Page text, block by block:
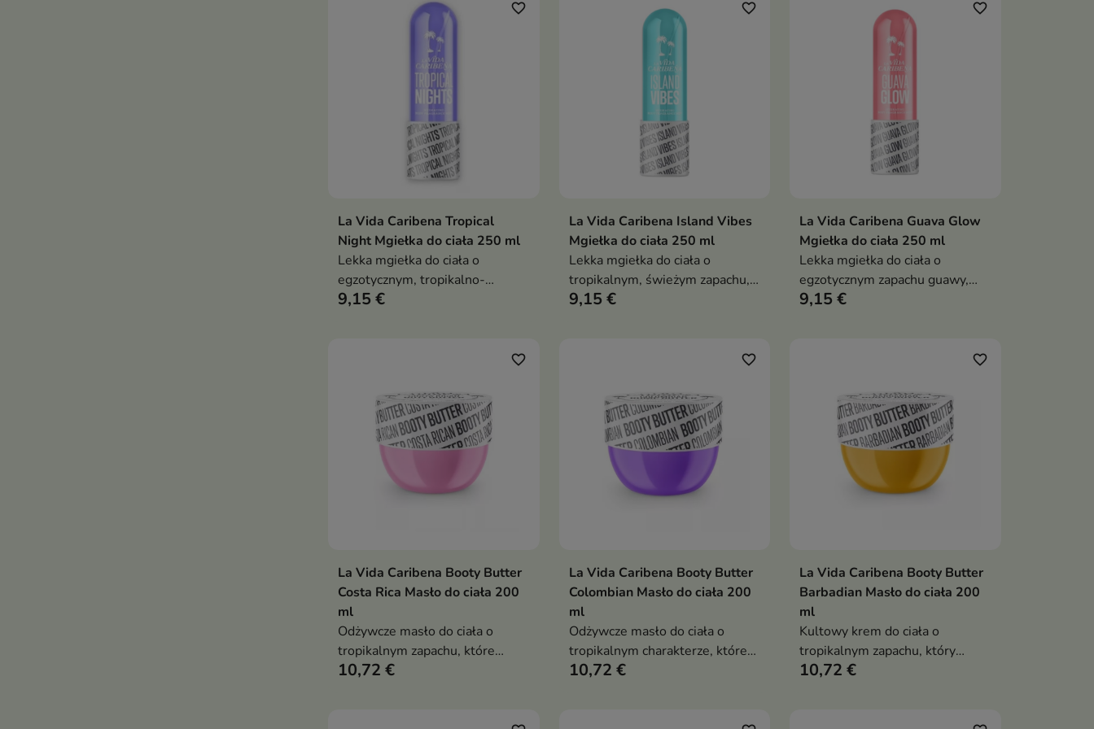
 Dodaj do koszyka
favorite_border
La Vida Caribena Tropical
Night Mgiełka do ciała 250 ml
Lekka mgiełka do ciała o
egzotycznym, tropikalno-
kwiatowym zapachu, która
9,15 €
 Dodaj do koszyka
favorite_border
La Vida Caribena Island Vibes
Mgiełka do ciała 250 ml
Lekka mgiełka do ciała o
tropikalnym, świeżym zapachu,
która odświeża skórę i
9,15 €
 Dodaj do koszyka
favorite_border
La Vida Caribena Guava Glow
Mgiełka do ciała 250 ml
Lekka mgiełka do ciała o
egzotycznym zapachu guawy,
która odświeża skórę i
9,15 €
 Dodaj do koszyka
favorite_border
La Vida Caribena Booty Butter
Costa Rica Masło do ciała 200
ml
Odżywcze masło do ciała o
tropikalnym zapachu, które
intensywnie nawilża, wygładza i
10,72 €
 Dodaj do koszyka
favorite_border
La Vida Caribena Booty Butter
Colombian Masło do ciała 200
ml
Odżywcze masło do ciała o
tropikalnym charakterze, które
pomaga wygładzić skórę,
10,72 €
 Dodaj do koszyka
favorite_border
La Vida Caribena Booty Butter
Barbadian Masło do ciała 200
ml
Kultowy krem do ciała o
tropikalnym zapachu, który
intensywnie nawilża, wygładza i
10,72 €